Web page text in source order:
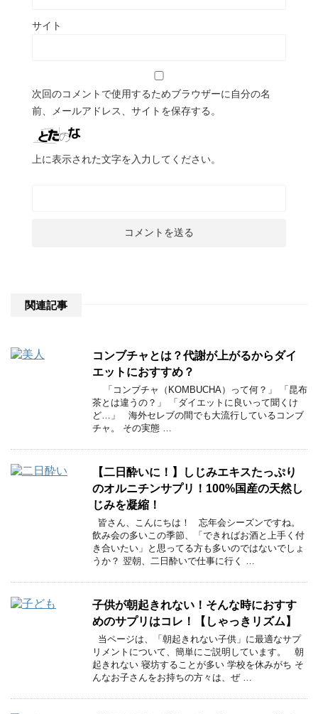
サイト
次回のコメントで使用するためブラウザーに自分の名
前、メールアドレス、サイトを保存する。
上に表示された文字を入力してください。
関連記事
コンブチャとは？代謝が上がるからダイ
エットにおすすめ？
「コンブチャ（KOMBUCHA）って何？」 「昆布
茶とは違うの？」 「ダイエットに良いって聞くけ
ど…」 海外セレブの間でも大流行しているコンブ
チャ。 その実態 …
【二日酔いに！】しじみエキスたっぷり
のオルニチンサプリ！100%国産の天然し
じみを凝縮！
皆さん、こんにちは！ 忘年会シーズンですね。
飲み会の多いこの季節、「できればお酒と上手く付
き合いたい」と思ってる方も多いのではないでしょ
うか？ 翌朝、二日酔いで仕事に行く …
子供が朝起きれない！そんな時におすす
めのサプリはコレ！【しゃっきリズム】
当ページは、「朝起きれない子供」に最適なサプ
リメントについて、簡単にご説明しています。 朝
起きれない 寝坊することが多い 学校を休みがち そ
んなお子さんをお持ちの方々は、ぜ …